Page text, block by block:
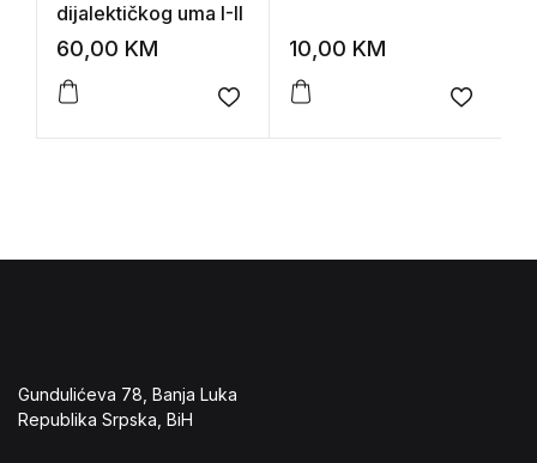
dijalektičkog uma I-II
60,00 KM
Add to wishlist
10,00 KM
Add to
Gundulićeva 78, Banja Luka
Republika Srpska, BiH